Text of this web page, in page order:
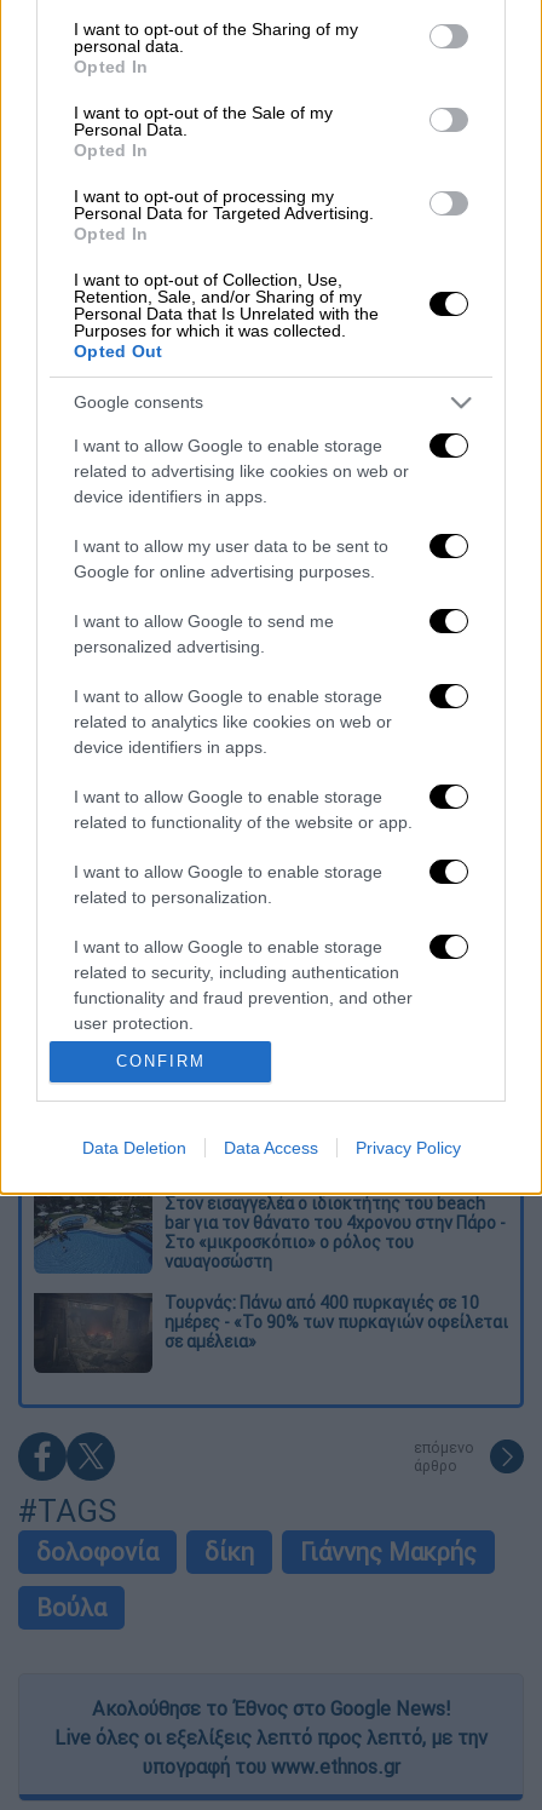
not limited to your visit or usage behaviour. You may click to
grant or deny consent to Google and its third-party tags to
use your data for below specified purposes in below Google
consent section.
I want to opt-out of the Sharing of my
personal data.
Opted In
I want to opt-out of the Sale of my
Personal Data.
Opted In
I want to opt-out of processing my
Personal Data for Targeted Advertising.
Opted In
I want to opt-out of Collection, Use,
Retention, Sale, and/or Sharing of my
Personal Data that Is Unrelated with the
Purposes for which it was collected.
Opted Out
Google consents
I want to allow Google to enable storage
related to advertising like cookies on web or
device identifiers in apps.
I want to allow my user data to be sent to
Google for online advertising purposes.
I want to allow Google to send me
personalized advertising.
I want to allow Google to enable storage
related to analytics like cookies on web or
device identifiers in apps.
I want to allow Google to enable storage
related to functionality of the website or app.
I want to allow Google to enable storage
related to personalization.
I want to allow Google to enable storage
related to security, including authentication
functionality and fraud prevention, and other
user protection.
CONFIRM
Data Deletion Data Access Privacy Policy
δολοφονία έγινε από χέρι επαγγελματία
εκτελεστή.
Η μητέρα των δύο κατηγορουμένων
υποστήριξε πως οι γιοι της ήρθαν στην
Ελλάδα, προκειμένου να δραστηριοποιηθούν
επαγγελματικά στον χώρο της εστίασης και
παρελθόν στον Καναδά. Όπως είπε, ο γιος
της την πήρε τηλέφωνο και της είπε ότι τον
έχουν συλλάβει για μία δολοφονία. «Τον
ρώτησα εάν γνώριζε τον άνθρωπο που
δολοφονήθηκε και απάντησε αρνητικά.
Εκείνο το διάστημα είχε έρθει στην Ελλάδα
για να βρει χώρο να ανοίξει καντίνα. Θέλαμε
να έρθουμε στην Ελλάδα γιατί οι άνθρωποι
είναι πιο ντόμπροι», ανέφερε στην κατάθεσή
της. Η μητέρα των δύο κατηγορουμένων
παιδιά της έφυγαν από τον Καναδά με την
ίδια να υποστηρίζει ότι έφυγαν με δική της
πρωτοβουλία και τον πρόεδρου του
δικαστηρίου να διαβάζει έγγραφο της
Ιντερπόλ, σύμφωνα με το οποίο απελάθηκαν
διότι είχαν εγκληματική δραστηριότητα.
Η δίκη για τη δολοφονία του επιχειρηματία,
Γιάννη Μακρή, αναμένεται να ολοκληρωθεί
πιθανότατα μέσα στην εβδομάδα.
Διαβάστε ακόμη
O στρατηγός ήταν σχιζοφρενής, εμμονικός,
πλησίαζε τα 75 όταν τον αντάμωσε η δόξα –
Εκείνος που άλλαξε την πορεία της
Ιστορίας!
Ελισάβετ Κωνσταντινίδου στο ethnos.gr:
είμαστε αδέλφια»
Στον εισαγγελέα ο ιδιοκτήτης του beach
bar για τον θάνατο του 4χρονου στην Πάρο -
Στο «μικροσκόπιο» ο ρόλος του
ναυαγοσώστη
Τουρνάς: Πάνω από 400 πυρκαγιές σε 10
ημέρες - «Το 90% των πυρκαγιών οφείλεται
σε αμέλεια»
επόμενο
άρθρο
#TAGS
δολοφονία δίκη
Γιάννης Μακρής
Βούλα
Ακολούθησε το Έθνος στο Google News!
Live όλες οι εξελίξεις λεπτό προς λεπτό, με την
υπογραφή του www.ethnos.gr